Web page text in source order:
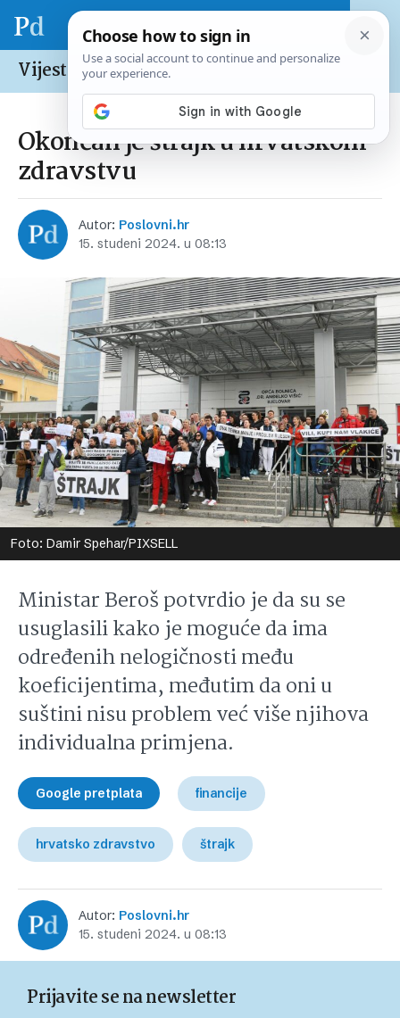
Vijesti /Hrvatska
Okončan je štrajk u hrvatskom
zdravstvu
Autor: Poslovni.hr
15. studeni 2024. u 08:13
Foto: Damir Spehar/PIXSELL
Ministar Beroš potvrdio je da su se
usuglasili kako je moguće da ima
određenih nelogičnosti među
koeficijentima, međutim da oni u
suštini nisu problem već više njihova
individualna primjena.
Google pretplata financije
hrvatsko zdravstvo štrajk
Autor: Poslovni.hr
15. studeni 2024. u 08:13
Prijavite se na newsletter